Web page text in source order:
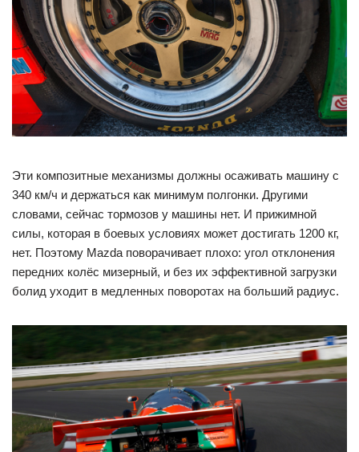
Эти композитные механизмы должны осаживать машину с
340 км/ч и держаться как минимум полгонки. Другими
словами, сейчас тормозов у машины нет. И прижимной
силы, которая в боевых условиях может достигать 1200 кг,
нет. Поэтому Mazda поворачивает плохо: угол отклонения
передних колёс мизерный, и без их эффективной загрузки
болид уходит в медленных поворотах на больший радиус.